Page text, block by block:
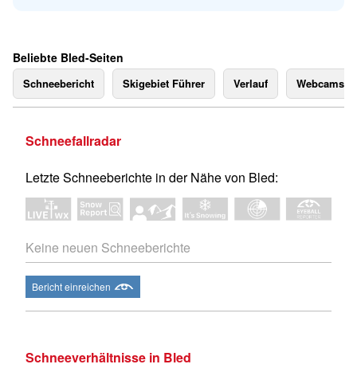
Beliebte Bled-Seiten
Schneebericht Skigebiet Führer Verlauf Webcams
Schneefallradar
Letzte Schneeberichte in der Nähe von Bled:
Keine neuen Schneeberichte
Bericht einreichen
Schneeverhältnisse in Bled